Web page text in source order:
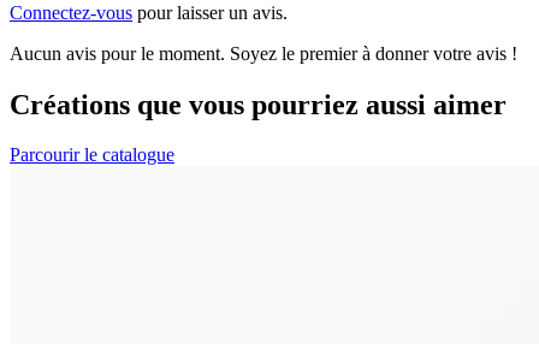
Connectez-vous pour laisser un avis.
Aucun avis pour le moment. Soyez le premier à donner votre avis !
Créations que vous pourriez aussi aimer
Parcourir le catalogue